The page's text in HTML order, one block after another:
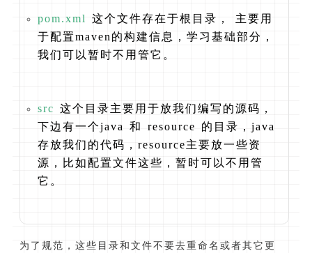
pom.xml
这个文件存在于根目录， 主要用
于配置maven的构建信息，学习基础部分，
我们可以暂时不用管它。
src 这个目录主要用于放我们编写的源码，
下边有一个java 和 resource 的目录，java
存放我们的代码，resource主要放一些资
源，比如配置文件这些，暂时可以不用管
它。
为了规范，这些目录和文件不要去重命名或者其它更